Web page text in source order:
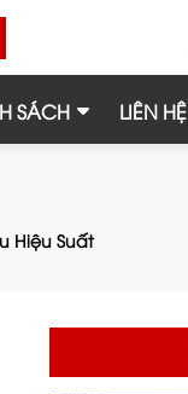
SÁCH LIÊN HỆ
Hiệu Suất